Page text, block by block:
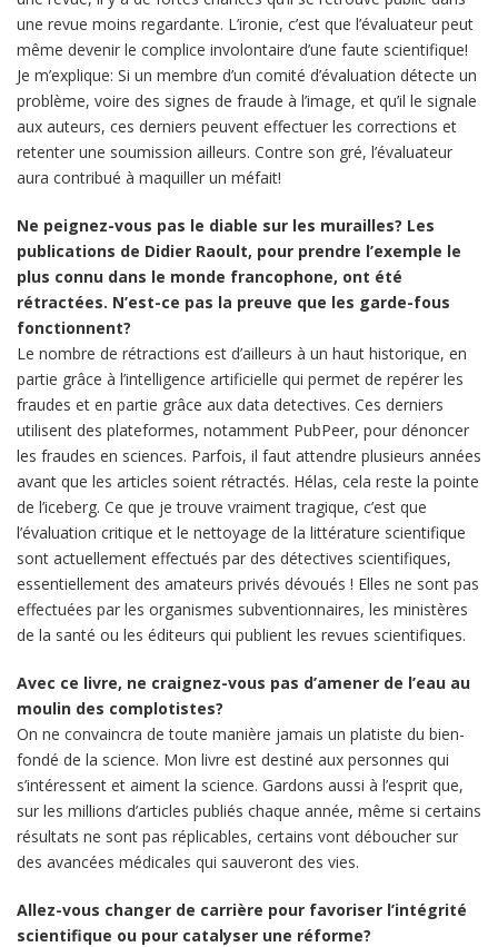
une revue moins regardante. L’ironie, c’est que l’évaluateur peut
même devenir le complice involontaire d’une faute scientifique!
Je m’explique: Si un membre d’un comité d’évaluation détecte un
problème, voire des signes de fraude à l’image, et qu’il le signale
aux auteurs, ces derniers peuvent effectuer les corrections et
retenter une soumission ailleurs. Contre son gré, l’évaluateur
aura contribué à maquiller un méfait!
Ne peignez-vous pas le diable sur les murailles? Les
publications de Didier Raoult, pour prendre l’exemple le
plus connu dans le monde francophone, ont été
rétractées. N’est-ce pas la preuve que les garde-fous
fonctionnent?
Le nombre de rétractions est d’ailleurs à un haut historique, en
partie grâce à l’intelligence artificielle qui permet de repérer les
fraudes et en partie grâce aux data detectives. Ces derniers
utilisent des plateformes, notamment PubPeer, pour dénoncer
les fraudes en sciences. Parfois, il faut attendre plusieurs années
avant que les articles soient rétractés. Hélas, cela reste la pointe
de l’iceberg. Ce que je trouve vraiment tragique, c’est que
l’évaluation critique et le nettoyage de la littérature scientifique
sont actuellement effectués par des détectives scientifiques,
essentiellement des amateurs privés dévoués ! Elles ne sont pas
effectuées par les organismes subventionnaires, les ministères
de la santé ou les éditeurs qui publient les revues scientifiques.
Avec ce livre, ne craignez-vous pas d’amener de l’eau au
moulin des complotistes?
On ne convaincra de toute manière jamais un platiste du bien-
fondé de la science. Mon livre est destiné aux personnes qui
s’intéressent et aiment la science. Gardons aussi à l’esprit que,
sur les millions d’articles publiés chaque année, même si certains
résultats ne sont pas réplicables, certains vont déboucher sur
des avancées médicales qui sauveront des vies.
Allez-vous changer de carrière pour favoriser l’intégrité
scientifique ou pour catalyser une réforme?